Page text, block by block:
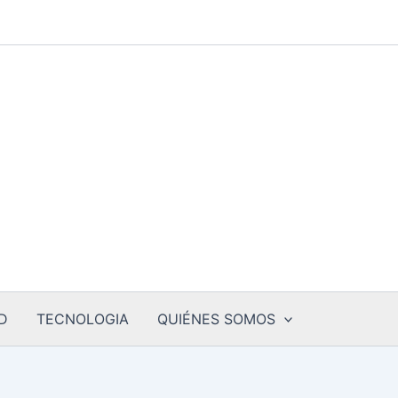
TECNOLOGIA QUIÉNES SOMOS